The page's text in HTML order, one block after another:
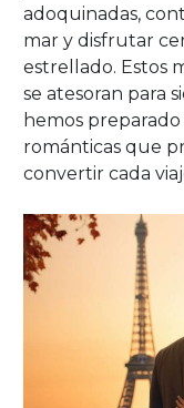
adoquinadas,
mar y disfrutar
estrellado. Estos
se atesoran para
hemos
románticas que
convertir cada